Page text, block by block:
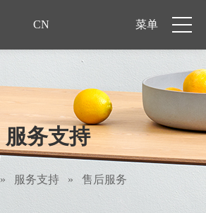
CN 菜单
服务支持
» 服务支持 » 售后服务